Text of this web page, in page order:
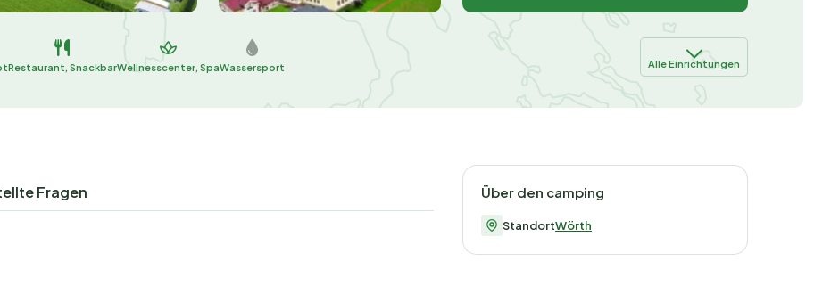
Restaurant, SnackbarWellnesscenter, SpaWassersport Alle Einrichtungen
Fragen Über den camping
StandortWörth